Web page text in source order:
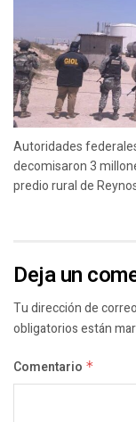
Autoridades
decomisaron 3
predio rural de
Deja un
Tu dirección de
obligatorios están
Comentario *